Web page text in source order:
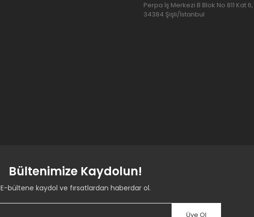
Perpa İş Merkezi B Blok No 811 Kat 6,
34384 Şişli/İstanbul
Bültenimize Kaydolun!
E-bültene kaydol ve fırsatlardan haberdar ol.
Üye Ol